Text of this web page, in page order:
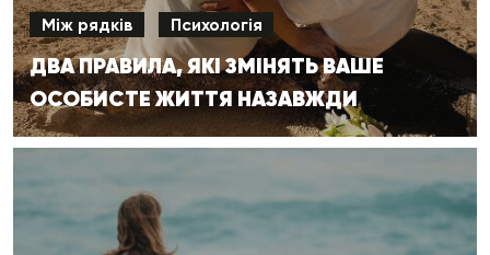
Між рядків Психологія
ДВА ПРАВИЛА, ЯКІ ЗМІНЯТЬ ВАШЕ
ОСОБИСТЕ ЖИТТЯ НАЗАВЖДИ